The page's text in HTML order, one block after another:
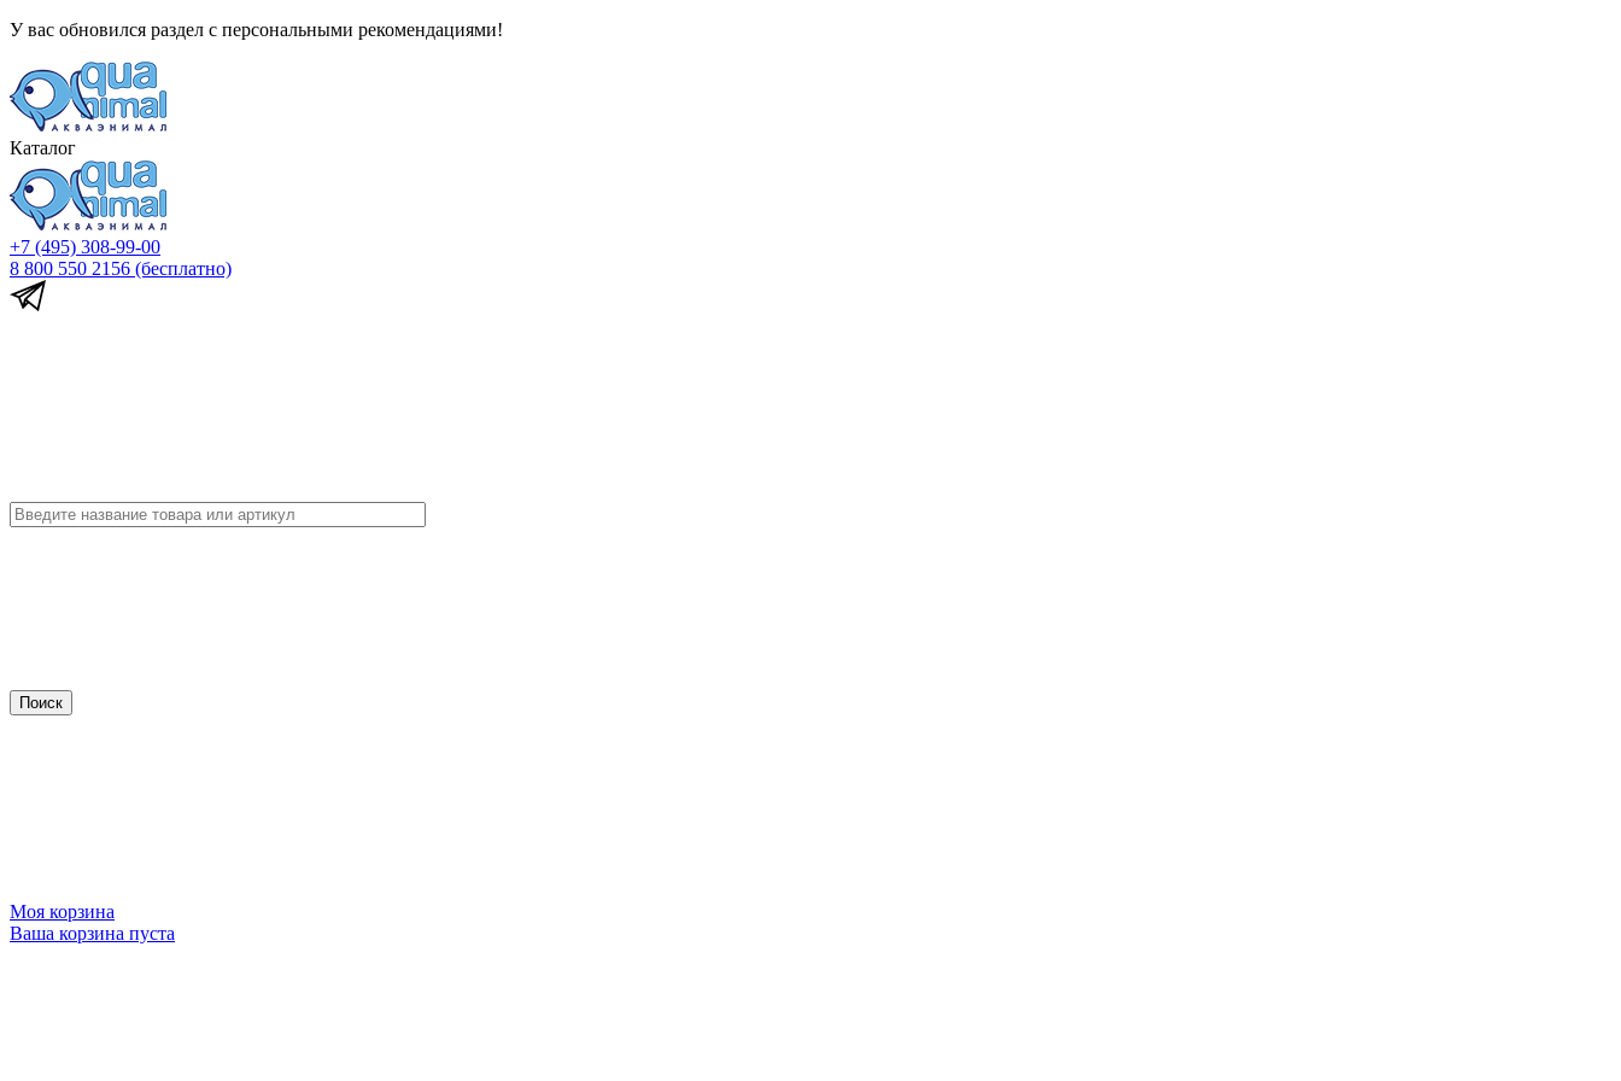
У вас обновился раздел с персональными рекомендациями!
Каталог
+7 (495) 308-99-00
8 800 550 2156 (бесплатно)
Моя корзина
Ваша корзина пуста